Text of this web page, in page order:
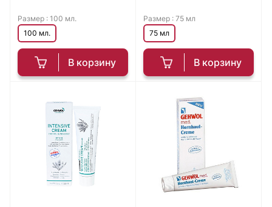
В корзину
Размер : 100 мл.
100 мл.
В корзину
Размер : 75 мл
75 мл